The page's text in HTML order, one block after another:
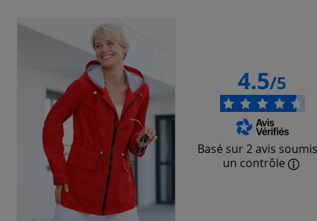
4.5/5
Basé sur 2 avis
un contrôle